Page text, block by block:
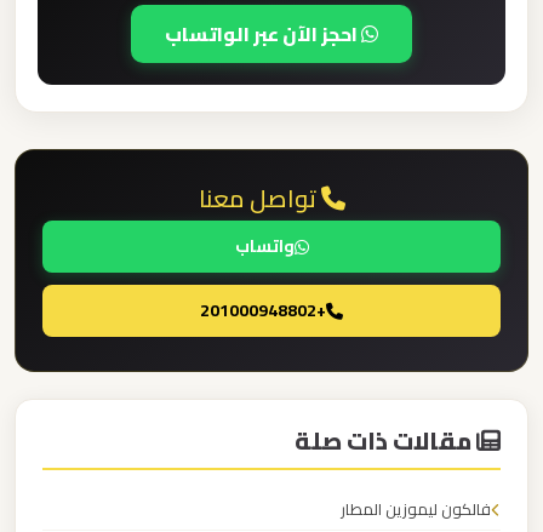
احجز الآن عبر الواتساب
تواصل معنا
واتساب
+201000948802
مقالات ذات صلة
فالكون ليموزين المطار
ليموزين
برج
الاسكندرية
ليموزين
برج
العرب
اسكندرية
ليموزين